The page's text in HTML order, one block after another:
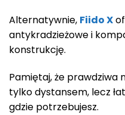
Alternatywnie, Fiido X
antykradzieżowe i
konstrukcję.
Pamiętaj, że prawdziwa
tylko dystansem, lecz
gdzie potrzebujesz.